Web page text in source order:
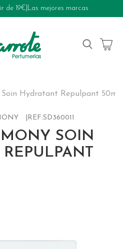
de 19€ Las mejores marcas
My Cart
Hydratant Repulpant 50ml
REF:SD360011
SOIN